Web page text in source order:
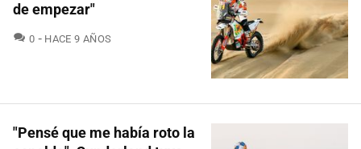
de empezar"
0 COMENTARIOS
HACE 9 AÑOS
"Pensé que me había roto la